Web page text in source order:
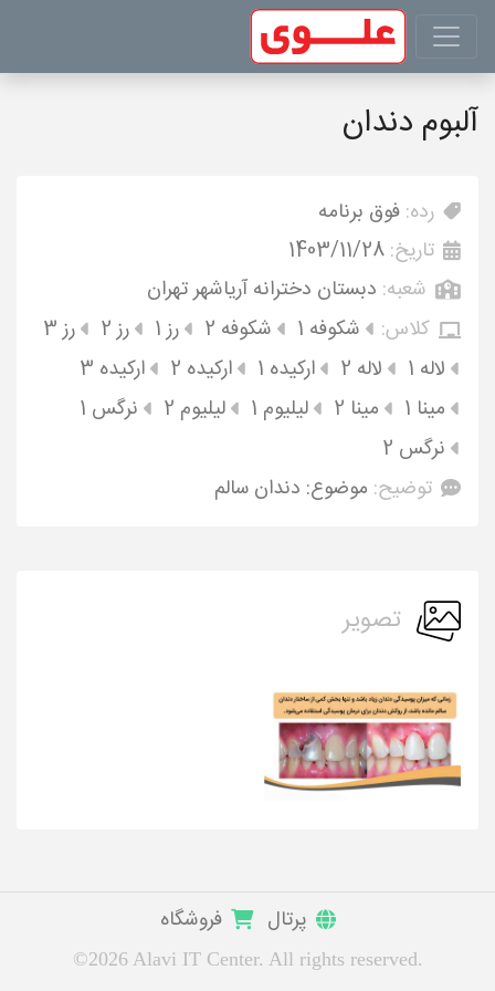
آلبوم دندان
رده: فوق برنامه
تاریخ: 1403/11/28
شعبه: دبستان دخترانه آریاشهر تهران
کلاس:
شکوفه 1 شکوفه 2 رز 1 رز 2
رز 3
لاله 1
لاله 2 ارکیده 1 ارکیده 2
ارکیده 3
مینا 1
مینا 2 لیلیوم 1 لیلیوم 2
نرگس 1
نرگس 2
توضیح: موضوع: دندان سالم
تصویر
پرتال فروشگاه
©2026 Alavi IT Center. All rights reserved.